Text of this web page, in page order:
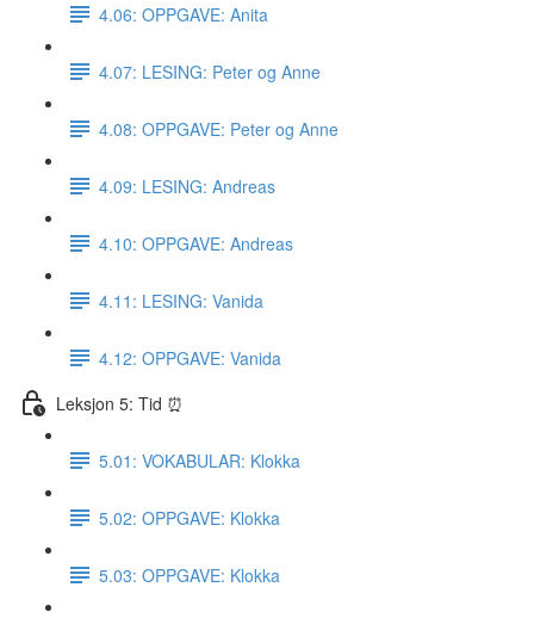
4.06: OPPGAVE: Anita
4.07: LESING: Peter og Anne
4.08: OPPGAVE: Peter og Anne
4.09: LESING: Andreas
4.10: OPPGAVE: Andreas
4.11: LESING: Vanida
4.12: OPPGAVE: Vanida
Leksjon 5: Tid ⏰
5.01: VOKABULAR: Klokka
5.02: OPPGAVE: Klokka
5.03: OPPGAVE: Klokka